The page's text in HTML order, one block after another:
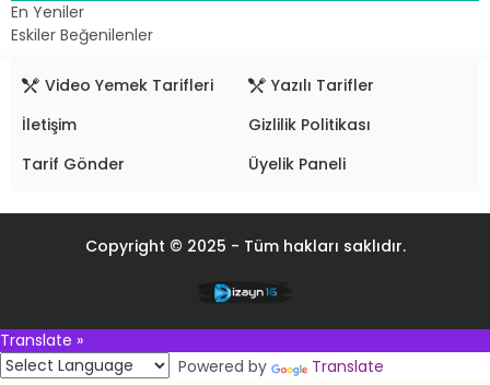
En Yeniler
Eskiler Beğenilenler
Video Yemek Tarifleri
Yazılı Tarifler
İletişim
Gizlilik Politikası
Tarif Gönder
Üyelik Paneli
Copyright © 2025 - Tüm hakları saklıdır.
Translate »
Powered by
Translate